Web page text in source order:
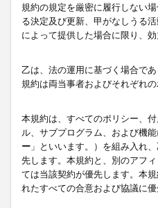
規約の規定を厳密に履行しない
る決定及び更新、甲がなしうる
によって提供した場合に限り、
乙は、法の運用に基づく場合で
規約は両当事者およびそれぞれ
本規約は、すべてのポリシー、
ル、サブプログラム、および機
ー 」といいます。）を組み入れ
先します。本規約と、別のアフ
ては当該契約が優先します。本
れたすべての合意および協議に優